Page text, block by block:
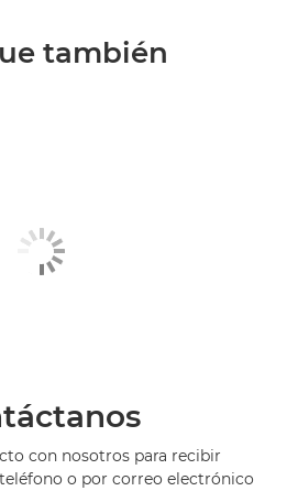
también
con nosotros para recibir
o por correo electrónico